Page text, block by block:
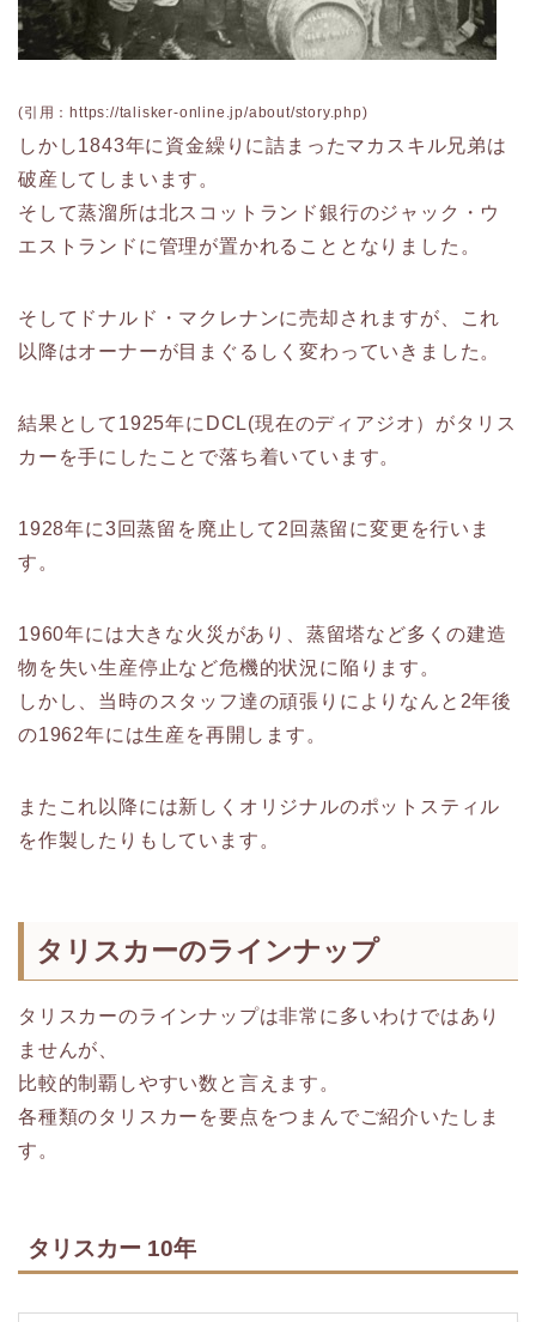
(引用：https://talisker-online.jp/about/story.php)
しかし1843年に資金繰りに詰まったマカスキル兄弟は
破産してしまいます。
そして蒸溜所は北スコットランド銀行のジャック・ウ
エストランドに管理が置かれることとなりました。
そしてドナルド・マクレナンに売却されますが、これ
以降はオーナーが目まぐるしく変わっていきました。
結果として1925年にDCL(現在のディアジオ）がタリス
カーを手にしたことで落ち着いています。
1928年に3回蒸留を廃止して2回蒸留に変更を行いま
す。
1960年には大きな火災があり、蒸留塔など多くの建造
物を失い生産停止など危機的状況に陥ります。
しかし、当時のスタッフ達の頑張りによりなんと2年後
の1962年には生産を再開します。
またこれ以降には新しくオリジナルのポットスティル
を作製したりもしています。
タリスカーのラインナップ
タリスカーのラインナップは非常に多いわけではあり
ませんが、
比較的制覇しやすい数と言えます。
各種類のタリスカーを要点をつまんでご紹介いたしま
す。
タリスカー 10年